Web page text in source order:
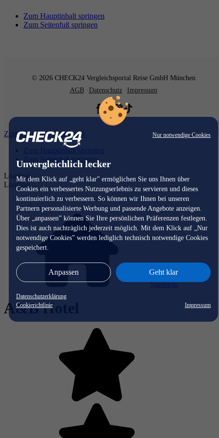
Nur notwendige Cookies
Unvergleichlich lecker
Mit dem Klick auf „geht klar” ermöglichen Sie uns Ihnen über
Cookies ein verbessertes Nutzungserlebnis zu servieren und dieses
kontinuierlich zu verbessern. So können wir Ihnen bei unseren
Partnern personalisierte Werbung und passende Angebote anzeigen.
Über „anpassen” können Sie Ihre persönlichen Präferenzen festlegen.
Dies ist auch nachträglich jederzeit möglich. Mit dem Klick auf „Nur
notwendige Cookies” werden lediglich technisch notwendige Cookies
gespeichert.
Anpassen Geht klar
Datenschutzerklärung
Cookierichtlinie
Impressum
Zum Hauptinhalt springen
Zum Seitenfuß springen
© 2026 CHECK24 Vergleichsportal Reise GmbH München
AGB
Datenschutz Impressum
Zum Hauptinhalt springen
Zum Hauptinhalt springen
Zum Seitenfuß springen
Loading...
Loading...
Startseite
A&B Hotel